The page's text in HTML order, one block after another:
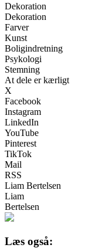
Dekoration
Dekoration
Farver
Kunst
Boligindretning
Psykologi
Stemning
At dele er kærligt
X
Facebook
Instagram
LinkedIn
YouTube
Pinterest
TikTok
Mail
RSS
Liam Bertelsen
Liam
Bertelsen
Læs også: